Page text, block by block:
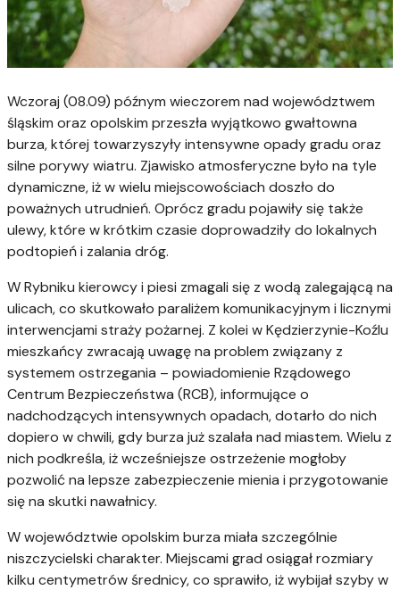
Wczoraj (08.09) późnym wieczorem nad województwem
śląskim oraz opolskim przeszła wyjątkowo gwałtowna
burza, której towarzyszyły intensywne opady gradu oraz
silne porywy wiatru. Zjawisko atmosferyczne było na tyle
dynamiczne, iż w wielu miejscowościach doszło do
poważnych utrudnień. Oprócz gradu pojawiły się także
ulewy, które w krótkim czasie doprowadziły do lokalnych
podtopień i zalania dróg.
W Rybniku kierowcy i piesi zmagali się z wodą zalegającą na
ulicach, co skutkowało paraliżem komunikacyjnym i licznymi
interwencjami straży pożarnej. Z kolei w Kędzierzynie-Koźlu
mieszkańcy zwracają uwagę na problem związany z
systemem ostrzegania – powiadomienie Rządowego
Centrum Bezpieczeństwa (RCB), informujące o
nadchodzących intensywnych opadach, dotarło do nich
dopiero w chwili, gdy burza już szalała nad miastem. Wielu z
nich podkreśla, iż wcześniejsze ostrzeżenie mogłoby
pozwolić na lepsze zabezpieczenie mienia i przygotowanie
się na skutki nawałnicy.
W województwie opolskim burza miała szczególnie
niszczycielski charakter. Miejscami grad osiągał rozmiary
kilku centymetrów średnicy, co sprawiło, iż wybijał szyby w